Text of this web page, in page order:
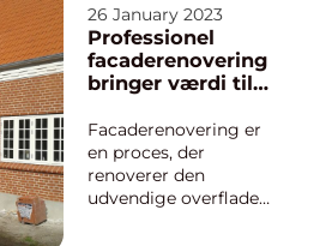
følelse og beskytte dit
hjem i mange år
fremover. Et nyt tag
kan forbedre din
bolig et nyt udseende,
øge ...
26 January 2023
Professionel
facaderenovering
bringer værdi til
Facaderenovering er
en proces, der
renoverer den
udvendige overflade